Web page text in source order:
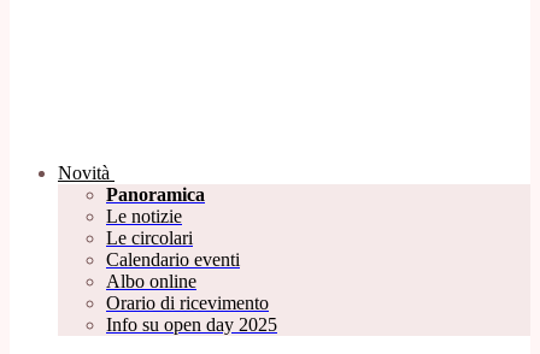
Novità
Panoramica
Le notizie
Le circolari
Calendario eventi
Albo online
Orario di ricevimento
Info su open day 2025